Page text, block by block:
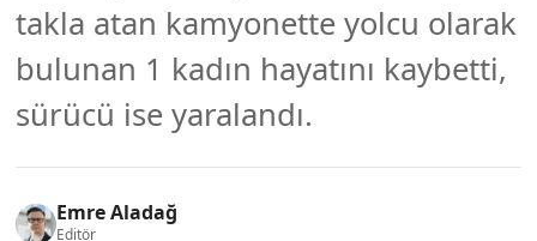
takla atan kamyonette yolcu olarak
bulunan 1 kadın hayatını kaybetti,
sürücü ise yaralandı.
Emre Aladağ
Editör